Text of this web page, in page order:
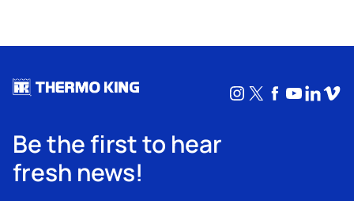
Instagram
X Facebook
Be the first to hear
fresh news!